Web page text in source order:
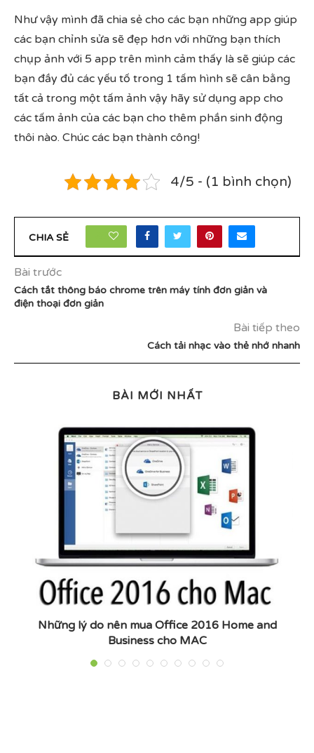
Như vậy mình đã chia sẻ cho các bạn những app giúp
các bạn chỉnh sửa sẽ đẹp hơn với những bạn thích
chụp ảnh với 5 app trên mình cảm thấy là sẽ giúp các
bạn đầy đủ các yếu tố trong 1 tấm hình sẽ cân bằng
tất cả trong một tấm ảnh vậy hãy sử dụng app cho
các tấm ảnh của các bạn cho thêm phần sinh động
thôi nào. Chúc các bạn thành công!
4/5 - (1 bình chọn)
CHIA SẺ
Bài trước
Cách tắt thông báo chrome trên máy tính đơn giản và
điện thoại đơn giản
Bài tiếp theo
Cách tải nhạc vào thẻ nhớ nhanh
BÀI MỚI NHẤT
Những lý do nên mua Office 2016 Home and
Business cho MAC